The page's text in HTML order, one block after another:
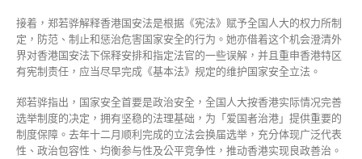
念
新
一
代〉
中
接着，郑若骅解释香港国安法是根据《宪法》赋予全国人大的权力所制
定，防范、制止和惩治危害国家安全的行为。她亦借着这个机会澄清外
界对香港国安法下保释安排和指定法官的一些误解，并且重申香港特区
有宪制责任，应当尽早完成《基本法》规定的维护国家安全立法。
郑若骅指出，国家安全首要是政治安全，全国人大按香港实际情况完善
选举制度的决定，拥有坚稳的法理基础，为「爱国者治港」提供重要的
制度保障。去年十二月顺利完成的立法会换届选举，充分体现广泛代表
性、政治包容性、均衡参与性及公平竞争性，推动香港实现良政善治。